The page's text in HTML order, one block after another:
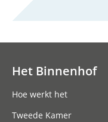
Het Binnenhof
Hoe werkt het
Tweede Kamer